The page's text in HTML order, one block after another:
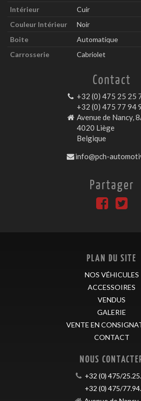
Intérieur
Cuir
Couleur Intérieur
Noir
Boite
Automatique
Carrosserie
Cabriolet
Contact
+32 (0) 475 25 25
+32 (0) 475 77 94
Avenue de Nancy,
4020 Liège
Belgique
info@pch-
Partager
PLAN DU SITE
NOS VÉHICULES
ACCESSOIRES
VENDUS
GALERIE
VENTE EN
CONTACT
NOUS
+32 (0) 475/
+32 (0) 475/